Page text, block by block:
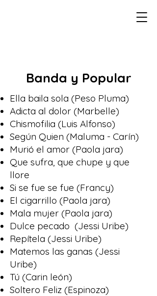
Banda y Popular
Ella baila sola (Peso Pluma)
Adicta al dolor (Marbelle)
Chismofilia (Luis Alfonso)
Según Quien (Maluma - Carín)
Murió el amor (Paola jara)
Que sufra, que chupe y que
llore
Si se fue se fue (Francy)
El cigarrillo (Paola jara)
Mala mujer (Paola jara)
Dulce pecado (Jessi Uribe)
Repítela (Jessi Uribe)
Matemos las ganas (Jessi
Uribe)
Tú (Carin león)
Soltero Feliz (Espinoza)